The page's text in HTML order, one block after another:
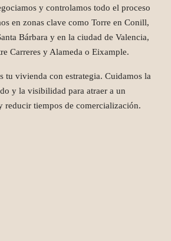
y controlamos todo el proceso
en zonas clave como Torre en Conill,
Bárbara y en la ciudad de Valencia,
Carreres y Alameda o Eixample.
tu vivienda con estrategia. Cuidamos la
y la visibilidad para atraer a un
reducir tiempos de comercialización.